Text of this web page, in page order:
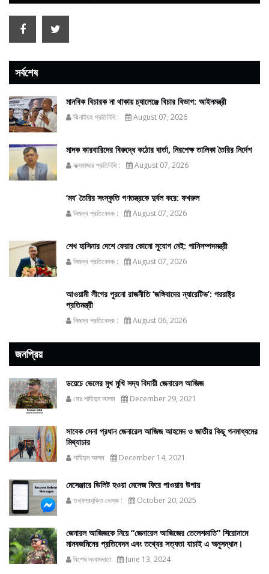
সর্বশেষ
মানবিক বিচারক না থাকায় চ্যালেঞ্জে বিচার বিভাগ: আইনমন্ত্রী
ঝিনাইদহ প্রতিনিধি : August 07, 2026
মাদক কারবারিদের বিরুদ্ধে কঠোর বার্তা, নিরপেক্ষ তালিকা তৈরির নির্দেশ
কক্সবাজার প্রতিনিধি : August 07, 2026
‘মব’ তৈরির সংস্কৃতি গণতন্ত্রকে দুর্বল করে: ফখরুল
নিজস্ব প্রতিবেদক : August 07, 2026
শেখ হাসিনার দেশে ফেরার কোনো সুযোগ নেই: পানিসম্পদমন্ত্রী
নিজস্ব প্রতিবেদক : August 07, 2026
আওয়ামী লীগের পুরনো রাজনীতি ‘জঙ্গিবাদের ন্যারেটিভ’: পররাষ্ট্র
প্রতিমন্ত্রী
নিজস্ব প্রতিবেদক : August 06, 2026
জনপ্রিয়
ডয়েচে ভেলের মুখ মুখি সদ্য বিদায়ী জেনারেল আজিজ
মোঃ শাহিদুন আলম December 29, 2021
সাবেক সেনা প্রধান জেনারেল আজিজ আহমেদ ও জাতীয় কিছু গনমাধ্যমের
মিথ্যাচার
শাহিদুন আলম December 14, 2021
মেসেঞ্জারে ডিলিট হওয়া মেসেজ ফিরে পাওয়ার উপায়
তথ্যপ্রযুক্তি ডেস্ক : October 20, 2025
জেনারল আজিজকে নিয়ে “জেনারেল আজিজের তেলেশমাতি” শিরোনামে
মানবজমিনের প্রতিবেদন এবং তথ্যের সত্যতা যাচাই এ অনুসন্ধান।
বিশেষ সংবাদদাতা June 13, 2024